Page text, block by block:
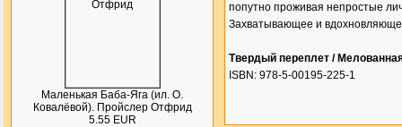
Маленькая Баба-Яга (ил. О.
Ковалёвой). Пройслер Отфрид
5.55 EUR
попутно проживая непростые
Захватывающее и
Твердый переплет /
ISBN: 978-5-00195-225-1